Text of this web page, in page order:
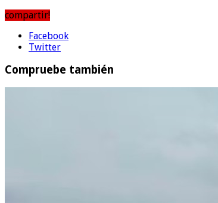
compartir!
Facebook
Twitter
Compruebe también